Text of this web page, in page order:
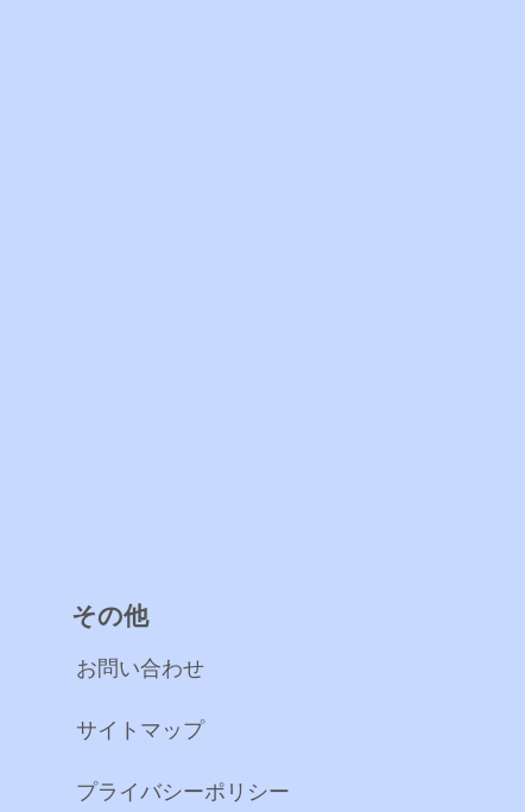
その他
お問い合わせ
サイトマップ
プライバシーポリシー